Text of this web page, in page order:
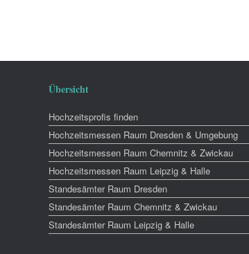
Übersicht
Hochzeitsprofis finden
Hochzeitsmessen Raum Dresden & Umgebung
Hochzeitsmessen Raum Chemnitz & Zwickau
Hochzeitsmessen Raum Leipzig & Halle
Standesämter Raum Dresden
Standesämter Raum Chemnitz & Zwickau
Standesämter Raum Leipzig & Halle